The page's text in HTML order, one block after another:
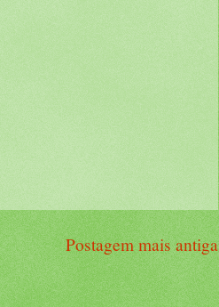
Postagem mais antiga